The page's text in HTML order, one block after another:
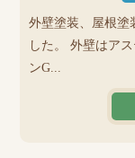
外壁塗装、屋根塗
した。 外壁はア
ンG...